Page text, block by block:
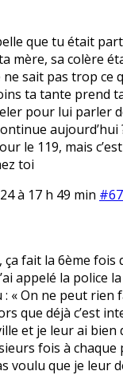
que tu était
mère, sa colère
sait pas trop ce
ta tante prend
pour lui parler
aujourd’hui
le 119, mais
toi
à 17 h 49 min
ça fait la 6ème fois
appelé la police
: « On ne peut rien
que déjà c’est
et je leur ai bien
fois à chaque
voulu que je leur